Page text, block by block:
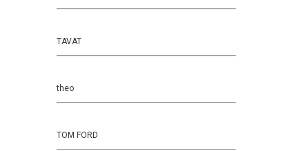
TAVAT
theo
TOM FORD